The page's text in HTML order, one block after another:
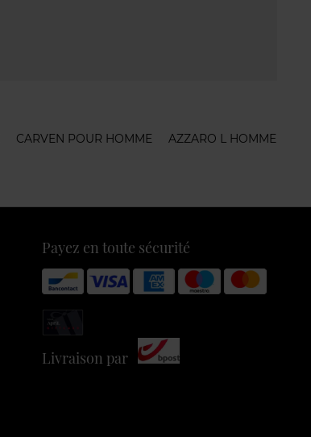
CARVEN POUR HOMME
AZZARO L HOMME
Payez en toute sécurité
Livraison par